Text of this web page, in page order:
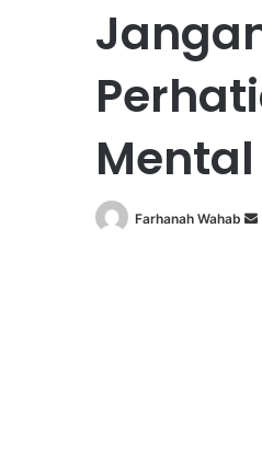
Farhanah Wahab